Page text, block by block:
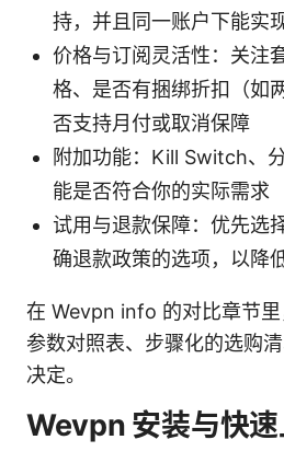
持，并且同一账户下能实
价格与订阅灵活性：关注
格、是否有捆绑折扣（如
否支持月付或取消保障
附加功能：Kill Switch、
能是否符合你的实际需求
试用与退款保障：优先选
确退款政策的选项，以降
在 Wevpn info 的对比章节
参数对照表、步骤化的选购
决定。
Wevpn 安装与快